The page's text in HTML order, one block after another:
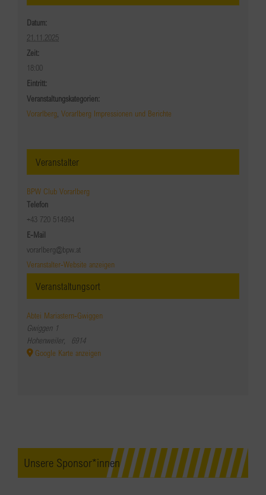
Datum:
21.11.2025
Zeit:
18:00
Eintritt:
Veranstaltungskategorien:
Vorarlberg, Vorarlberg Impressionen und Berichte
Veranstaltungsort
Abtei Mariastern-Gwiggen
Gwiggen 1
Hohenweiler,
6914
Google Karte anzeigen
Veranstalter
BPW Club Vorarlberg
Telefon
+43 720 514994
E-Mail
vorarlberg@bpw.at
Veranstalter-Website anzeigen
Unsere Sponsor*innen